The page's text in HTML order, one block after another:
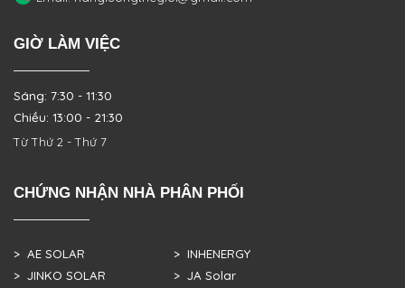
GIỜ LÀM VIỆC
Sáng: 7:30 - 11:30
Chiều: 13:00 - 21:30
Từ Thứ 2 - Thứ 7
CHỨNG NHẬN NHÀ PHÂN PHỐI
> AE SOLAR
> JINKO SOLAR
> INHENERGY
> JA Solar